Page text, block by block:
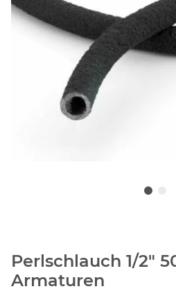
Perlschlauch 1/2"
Armaturen